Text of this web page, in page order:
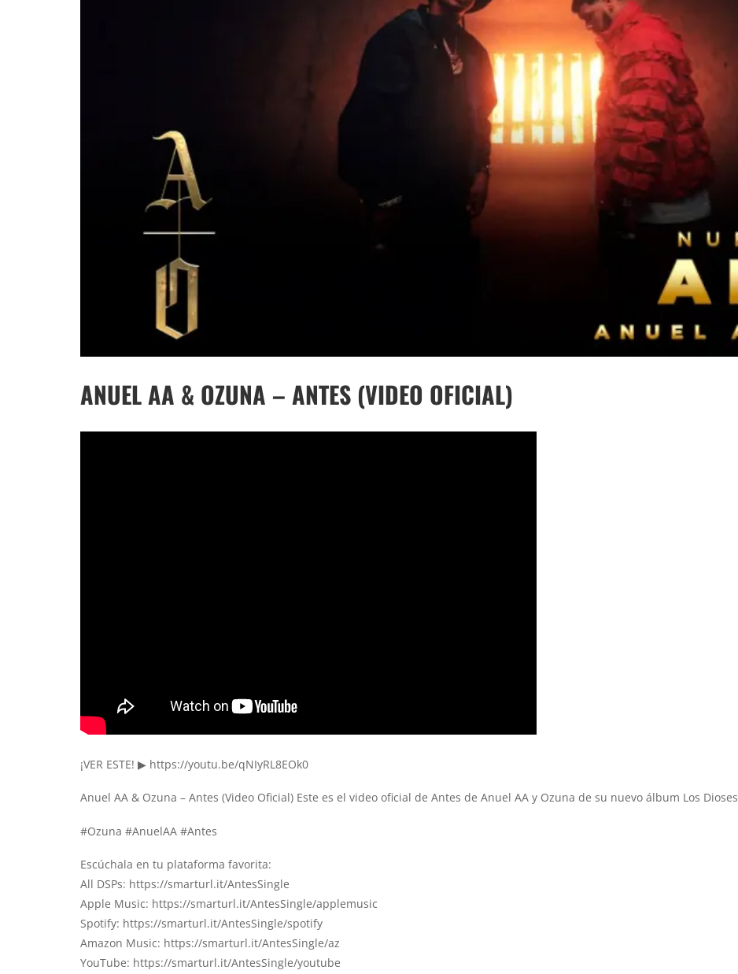
ANUEL AA & OZUNA – ANTES (VIDEO OFICIAL)
¡VER ESTE! ▶ https://youtu.be/qNIyRL8EOk0
Anuel AA & Ozuna – Antes (Video Oficial) Este es el video oficial de Antes de Anuel AA y Ozuna de su nuevo álbum Los Dioses
#Ozuna #AnuelAA #Antes
Escúchala en tu plataforma favorita:
All DSPs: https://smarturl.it/AntesSingle
Apple Music: https://smarturl.it/AntesSingle/applemusic
Spotify: https://smarturl.it/AntesSingle/spotify
Amazon Music: https://smarturl.it/AntesSingle/az
YouTube: https://smarturl.it/AntesSingle/youtube